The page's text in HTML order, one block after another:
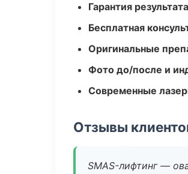
Гарантия
Бесплатная
Оригинальные
Фото до/после и
Современные
Отзывы
SMAS-лифтинг —